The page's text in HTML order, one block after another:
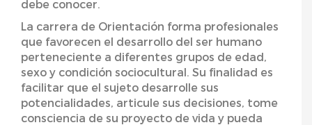
debe conocer.
La carrera de Orientación forma profesionales
que favorecen el desarrollo del ser humano
perteneciente a diferentes grupos de edad,
sexo y condición sociocultural. Su finalidad es
facilitar que el sujeto desarrolle sus
potencialidades, articule sus decisiones, tome
consciencia de su proyecto de vida y pueda